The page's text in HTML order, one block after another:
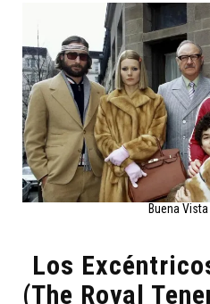
Buena
Los
(The Royal